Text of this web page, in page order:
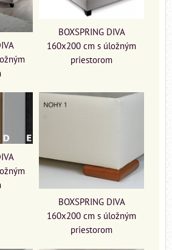
BOXSPRING DIVA
160x200 cm s úložným
priestorom
BOXSPRING DIVA
160x200 cm s úložným
priestorom